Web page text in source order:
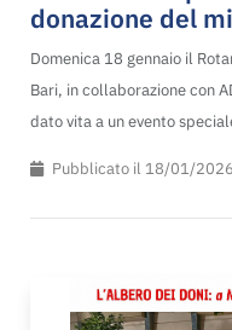
donazione del
Domenica 18 gennaio il
Bari, in collaborazione con
dato vita a un evento
Pubblicato il 18/01/2026